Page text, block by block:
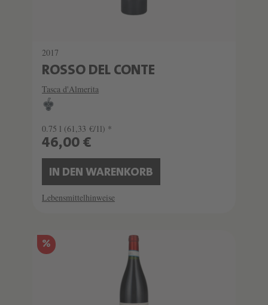
2017
ROSSO DEL CONTE
Tasca d'Almerita
0.75 l (61,33 €/1l) *
46,00 €
IN DEN WARENKORB
Lebensmittelhinweise
%